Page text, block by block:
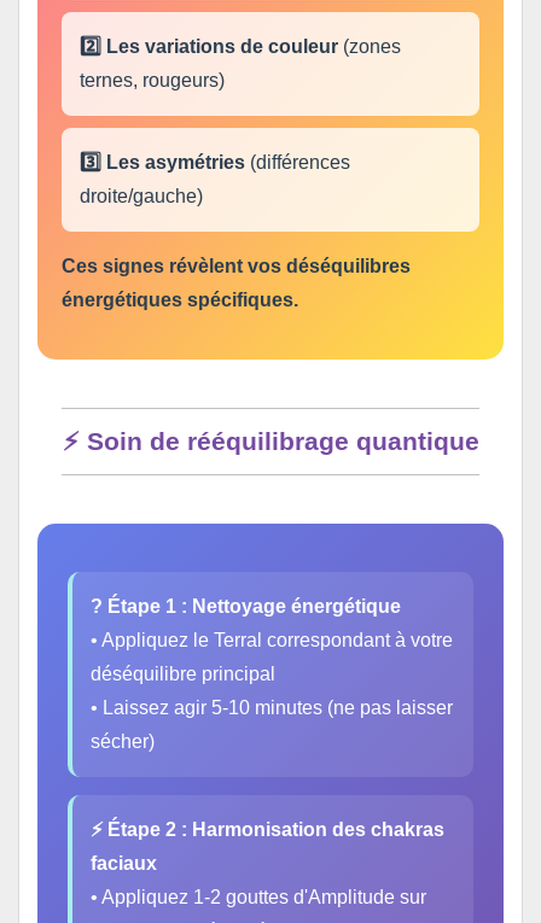
2️⃣ Les variations de couleur (zones
ternes, rougeurs)
3️⃣ Les asymétries (différences
droite/gauche)
Ces signes révèlent vos déséquilibres
énergétiques spécifiques.
⚡ Soin de rééquilibrage quantique
? Étape 1 : Nettoyage énergétique
• Appliquez le Terral correspondant à votre
déséquilibre principal
• Laissez agir 5-10 minutes (ne pas laisser
sécher)
⚡ Étape 2 : Harmonisation des chakras
faciaux
• Appliquez 1-2 gouttes d'Amplitude sur